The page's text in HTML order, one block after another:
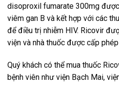
disoproxil fumarate 300mg
viêm gan B và kết hợp với các
để điều trị nhiễm HIV. Ricovir
viện và nhà thuốc được cấp
Quý khách có thể mua thuốc
bệnh viên như viện Bạch Mai,